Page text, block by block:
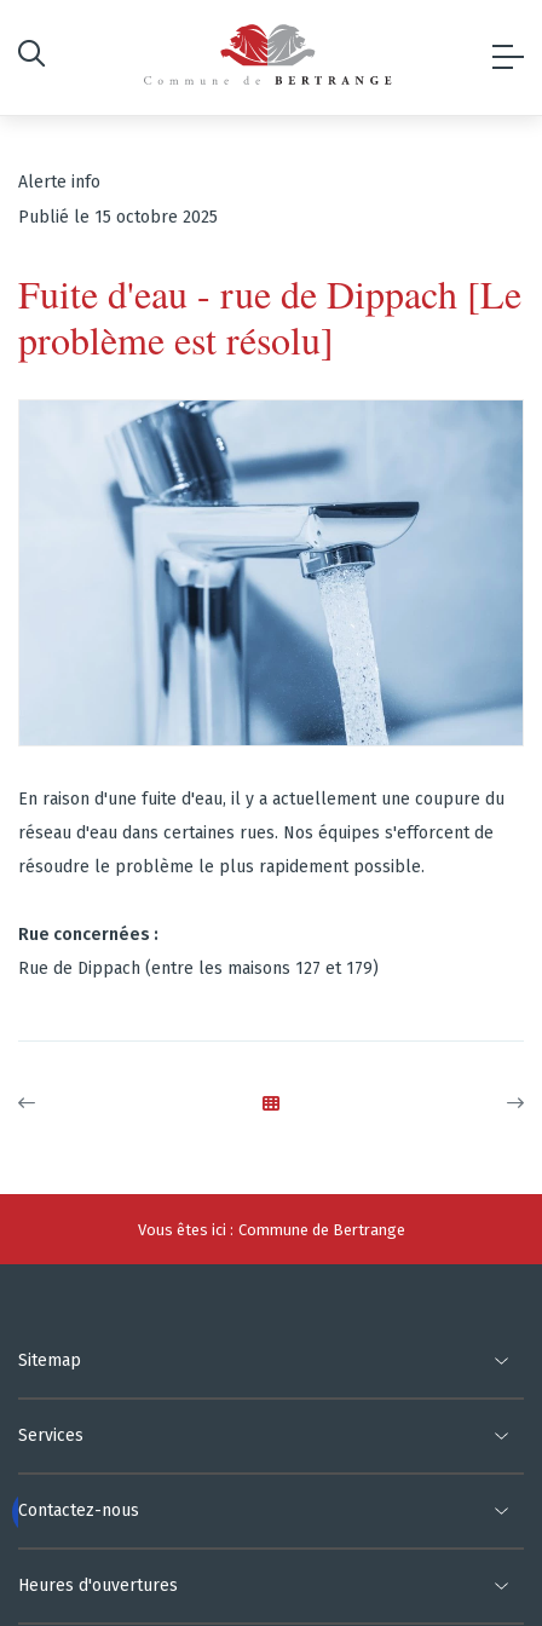
Alerte info
Publié le 15 octobre 2025
Fuite d'eau - rue de Dippach [Le
problème est résolu]
En raison d'une fuite d'eau, il y a actuellement une coupure du
réseau d'eau dans certaines rues. Nos équipes s'efforcent de
résoudre le problème le plus rapidement possible.
Rue concernées :
Rue de Dippach (entre les maisons 127 et 179)
Vous êtes ici : Commune de Bertrange
Sitemap
Services
Contactez-nous
Heures d'ouvertures